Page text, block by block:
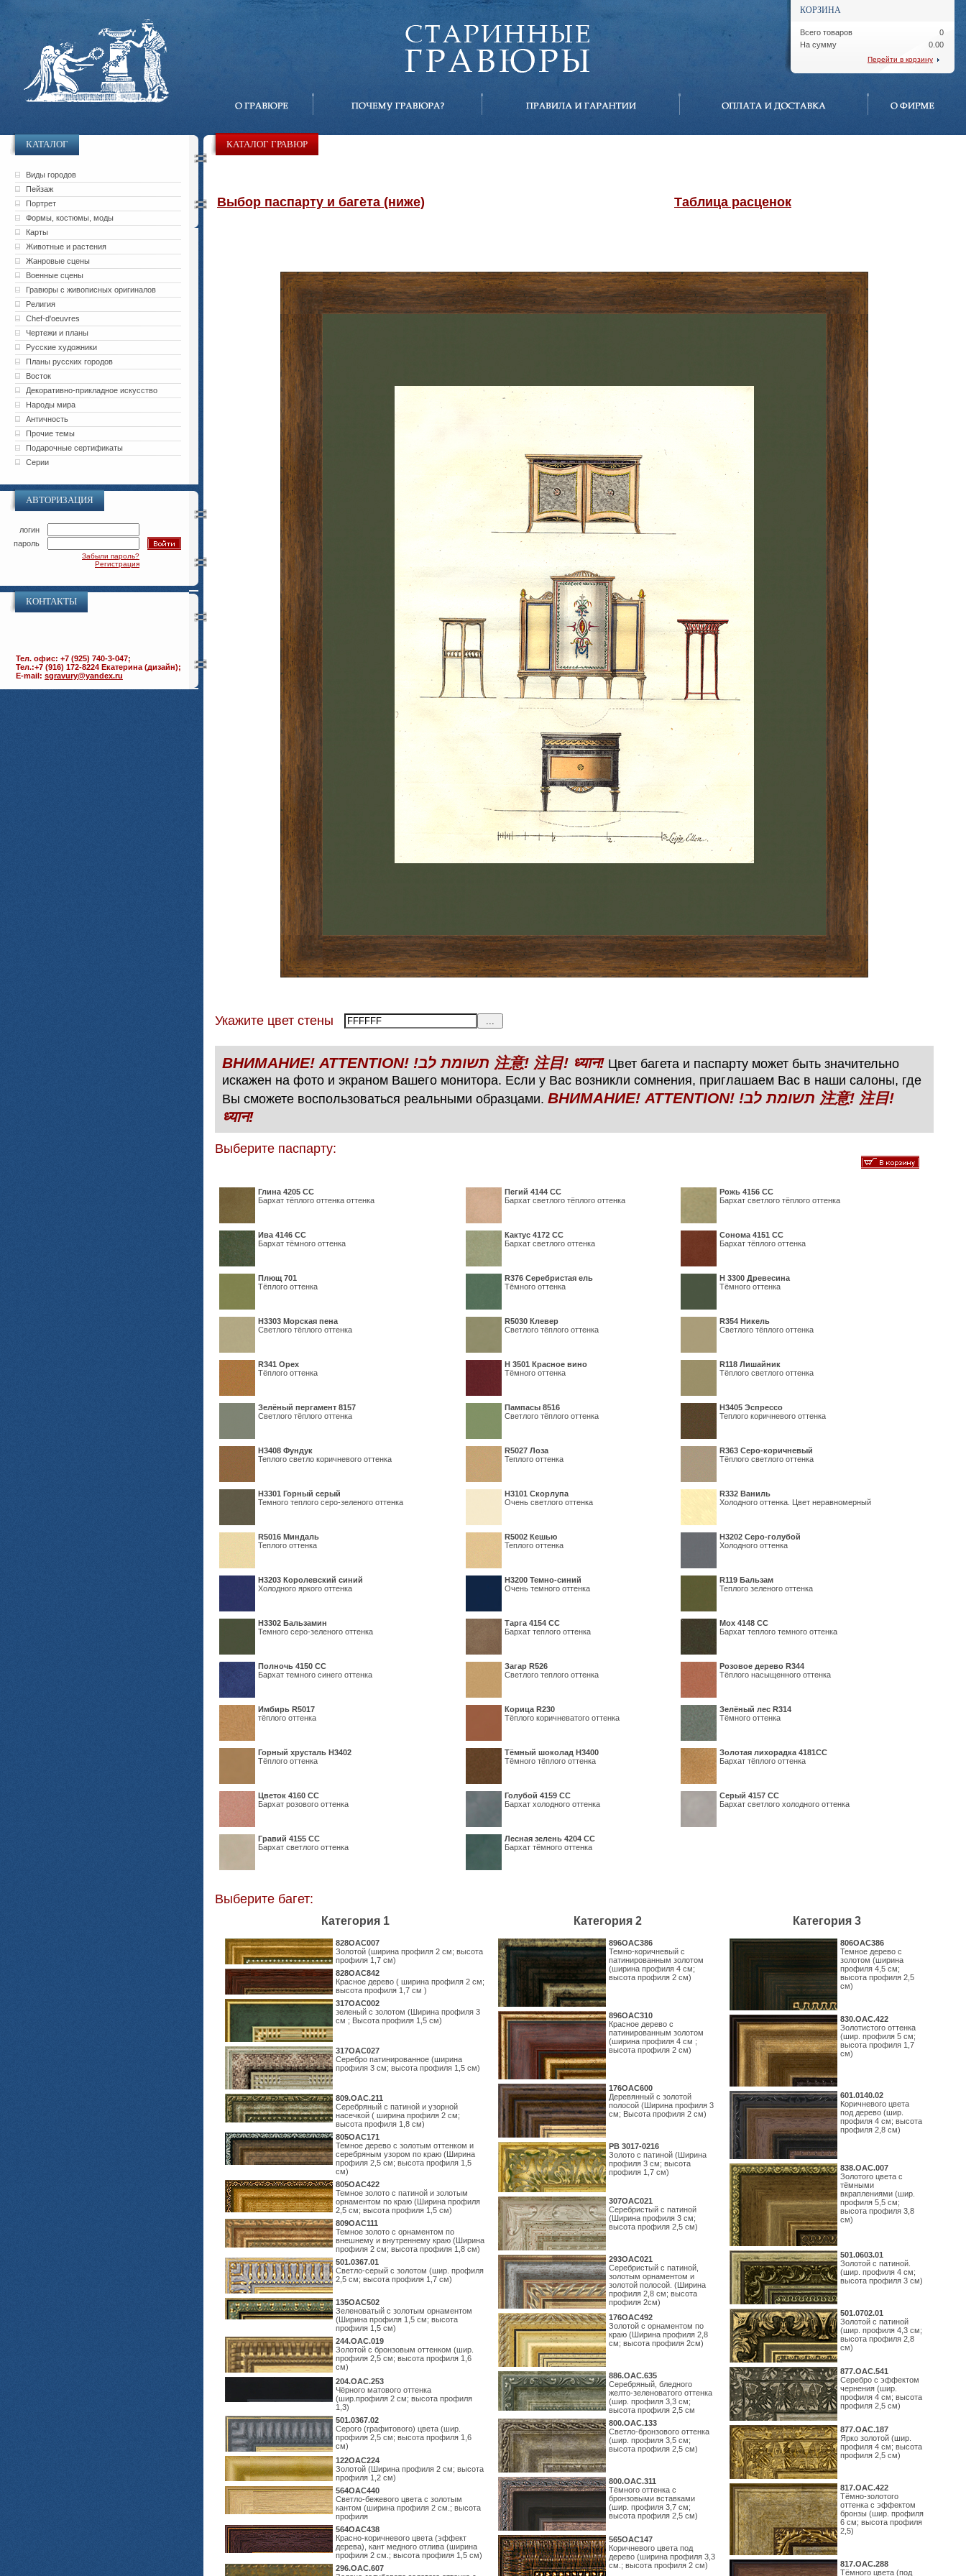
КОРЗИНА
Всего товаров
На сумму
0
0.00
Перейти в корзину
КАТАЛОГ
Виды городов
Пейзаж
Портрет
Формы, костюмы, моды
Карты
Животные и растения
Жанровые сцены
Военные сцены
Гравюры с живописных оригиналов
Религия
Chef-d'oeuvres
Чертежи и планы
Русские художники
Планы русских городов
Восток
Декоративно-прикладное искусство
Народы мира
Античность
Прочие темы
Подарочные сертификаты
Серии
АВТОРИЗАЦИЯ
логин
пароль
Забыли пароль?
Регистрация
КОНТАКТЫ
Тел. офис: +7 (925) 740-3-047;
Тел.:+7 (916) 172-8224 Екатерина (дизайн);
E-mail: sgravury@yandex.ru
КАТАЛОГ ГРАВЮР
Выбор паспарту и багета (ниже) Таблица расценок
Укажите цвет стены
ВНИМАНИЕ! ATTENTION! !תשומת לב 注意! 注目! ध्यान! Цвет багета и паспарту может быть значительно
искажен на фото и экраном Вашего монитора. Если у Вас возникли сомнения, приглашаем Вас в наши салоны, где
Вы сможете воспользоваться реальными образцами. ВНИМАНИЕ! ATTENTION! !תשומת לב 注意! 注目!
ध्यान!
Выберите паспарту:
Глина 4205 СС
Бархат тёплого оттенка оттенка
Пегий 4144 СС
Бархат светлого тёплого оттенка
Рожь 4156 СС
Бархат светлого тёплого оттенка
Ива 4146 СС
Бархат тёмного оттенка
Кактус 4172 СС
Бархат светлого оттенка
Сонома 4151 СС
Бархат тёплого оттенка
Плющ 701
Тёплого оттенка
R376 Серебристая ель
Тёмного оттенка
H 3300 Древесина
Тёмного оттенка
H3303 Морская пена
Светлого тёплого оттенка
R5030 Клевер
Светлого тёплого оттенка
R354 Никель
Светлого тёплого оттенка
R341 Орех
Тёплого оттенка
Н 3501 Красное вино
Тёмного оттенка
R118 Лишайник
Тёплого светлого оттенка
Зелёный пергамент 8157
Светлого тёплого оттенка
Пампасы 8516
Светлого тёплого оттенка
Н3405 Эспрессо
Теплого коричневого оттенка
Н3408 Фундук
Теплого светло коричневого оттенка
R5027 Лоза
Теплого оттенка
R363 Серо-коричневый
Тёплого светлого оттенка
Н3301 Горный серый
Темного теплого серо-зеленого оттенка
Н3101 Скорлупа
Очень светлого оттенка
R332 Ваниль
Холодного оттенка. Цвет неравномерный
R5016 Миндаль
Теплого оттенка
R5002 Кешью
Теплого оттенка
Н3202 Серо-голубой
Холодного оттенка
Н3203 Королевский синий
Холодного яркого оттенка
Н3200 Темно-синий
Очень темного оттенка
R119 Бальзам
Теплого зеленого оттенка
Н3302 Бальзамин
Темного серо-зеленого оттенка
Тарга 4154 СС
Бархат теплого оттенка
Мох 4148 СС
Бархат теплого темного оттенка
Полночь 4150 СС
Бархат темного синего оттенка
Загар R526
Светлого теплого оттенка
Розовое дерево R344
Тёплого насыщенного оттенка
Имбирь R5017
тёплого оттенка
Корица R230
Тёплого коричневатого оттенка
Зелёный лес R314
Тёмного оттенка
Горный хрусталь H3402
Тёплого оттенка
Тёмный шоколад H3400
Тёмного тёплого оттенка
Золотая лихорадка 4181СС
Бархат тёплого оттенка
Цветок 4160 СС
Бархат розового оттенка
Голубой 4159 СС
Бархат холодного оттенка
Серый 4157 СС
Бархат светлого холодного оттенка
Гравий 4155 СС
Бархат светлого оттенка
Лесная зелень 4204 СС
Бархат тёмного оттенка
Выберите багет:
Категория 1 Категория 2 Категория 3
828OAC007
Золотой (ширина профиля 2 см; высота
профиля 1,7 см)
828OAC842
Красное дерево ( ширина профиля 2 см;
высота профиля 1,7 см )
317OAC002
зеленый с золотом (Ширина профиля 3
см ; Высота профиля 1,5 см)
317OAC027
Серебро патинированное (ширина
профиля 3 см; высота профиля 1,5 см)
809.ОАС.211
Серебряный с патиной и узорной
насечкой ( ширина профиля 2 см;
высота профиля 1,8 см)
805OAC171
Темное дерево с золотым оттенком и
серебряным узором по краю (Ширина
профиля 2,5 см; высота профиля 1,5
см)
805OAC422
Темное золото с патиной и золотым
орнаментом по краю (Ширина профиля
2,5 см; высота профиля 1,5 см)
809OAC111
Темное золото с орнаментом по
внешнему и внутреннему краю (Ширина
профиля 2 см; высота профиля 1,8 см)
501.0367.01
Светло-серый с золотом (шир. профиля
2,5 см; высота профиля 1,7 см)
135OAC502
Зеленоватый с золотым орнаментом
(Ширина профиля 1,5 см; высота
профиля 1,5 см)
244.ОАС.019
Золотой с бронзовым оттенком (шир.
профиля 2,5 см; высота профиля 1,6
см)
204.OAC.253
Чёрного матового оттенка
(шир.профиля 2 см; высота профиля
1,3)
501.0367.02
Серого (графитового) цвета (шир.
профиля 2,5 см; высота профиля 1,6
см)
122OAC224
Золотой (Ширина профиля 2 см; высота
профиля 1,2 см)
564ОАС440
Светло-бежевого цвета с золотым
кантом (ширина профиля 2 см.; высота
профиля
564ОАС438
Красно-коричневого цвета (эффект
дерева), кант медного отлива (ширина
профиля 2 см.; высота профиля 1,5 см)
296.OAC.607
896OAC386
Темно-коричневый с
патинированным золотом
(ширина профиля 4 см;
высота профиля 2 см)
896OAC310
Красное дерево с
патинированным золотом
(ширина профиля 4 см ;
высота профиля 2 см)
176OAC600
Деревянный с золотой
полосой (Ширина профиля 3
см; Высота профиля 2 см)
PB 3017-0216
Золото с патиной (Ширина
профиля 3 см; высота
профиля 1,7 см)
307OAC021
Серебристый с патиной
(Ширина профиля 3 см;
высота профиля 2,5 см)
293OAC021
Серебристый с патиной,
золотым орнаментом и
золотой полосой. (Ширина
профиля 2,8 см; высота
профиля 2см)
176OAC492
Золотой с орнаментом по
краю (Ширина профиля 2,8
см; высота профиля 2см)
886.ОАС.635
Серебряный, бледного
желто-зеленоватого оттенка
(шир. профиля 3,3 см;
высота профиля 2,5 см
800.ОАС.133
Светло-бронзового оттенка
(шир. профиля 3,5 см;
высота профиля 2,5 см)
800.ОАС.311
Тёмного оттенка с
бронзовыми вставками
(шир. профиля 3,7 см;
высота профиля 2,5 см)
565ОАС147
Коричневого цвета под
дерево (ширина профиля 3,3
см.; высота профиля 2 см)
806OAC386
Темное дерево с
золотом (ширина
профиля 4,5 см;
высота профиля 2,5
см)
830.ОАС.422
Золотистого оттенка
(шир. профиля 5 см;
высота профиля 1,7
см)
601.0140.02
Коричневого цвета
под дерево (шир.
профиля 4 см; высота
профиля 2,8 см)
838.ОАС.007
Золотого цвета с
тёмными
вкраплениями (шир.
профиля 5,5 см;
высота профиля 3,8
см)
501.0603.01
Золотой с патиной.
(шир. профиля 4 см;
высота профиля 3 см)
501.0702.01
Золотой с патиной
(шир. профиля 4,3 см;
высота профиля 2,8
см)
877.ОАС.541
Серебро с эффектом
чернения (шир.
профиля 4 см; высота
профиля 2,5 см)
877.ОАС.187
Ярко золотой (шир.
профиля 4 см; высота
профиля 2,5 см)
817.ОАС.422
Тёмно-золотого
оттенка с эффектом
бронзы (шир. профиля
6 см; высота профиля
2,5)
817.ОАС.288
Тёмного цвета (под